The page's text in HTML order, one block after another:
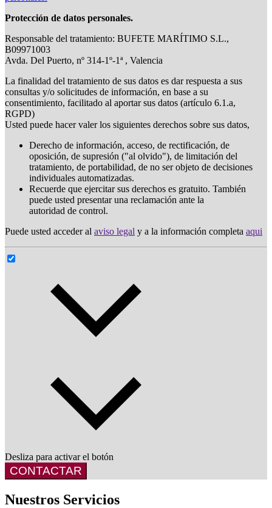
Protección de datos personales.
Responsable del tratamiento: BUFETE MARÍTIMO S.L.,
B09971003
Avda. Del Puerto, nº 314-1º-1ª , Valencia
La finalidad del tratamiento de sus datos es dar respuesta a sus
consultas y/o solicitudes de información, en base a su
consentimiento, facilitado al aportar sus datos (artículo 6.1.a,
RGPD)
Usted puede hacer valer los siguientes derechos sobre sus datos,
Derecho de información, acceso, de rectificación, de
oposición, de supresión ("al olvido"), de limitación del
tratamiento, de portabilidad, de no ser objeto de decisiones
individuales automatizadas.
Recuerde que ejercitar sus derechos es gratuito. También
puede usted presentar una reclamación ante la
autoridad de control.
Puede usted acceder al aviso legal y a la información completa aqui
Desliza para activar el botón
CONTACTAR
Nuestros Servicios